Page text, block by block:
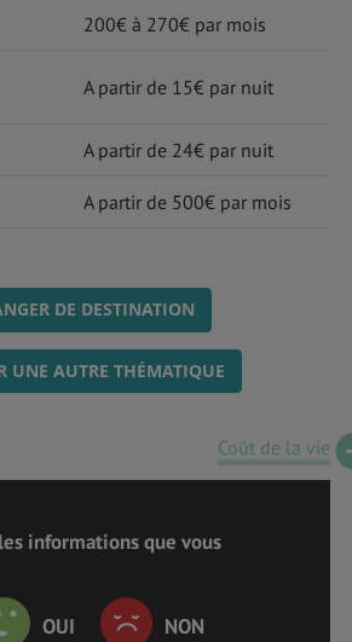
200€ à 270€ par mois
A partir de 15€ par nuit
A partir de 24€ par nuit
A partir de 500€ par mois
DE DESTINATION
UNE AUTRE THÉMATIQUE
Coût de la vie
informations que vous
OUI NON